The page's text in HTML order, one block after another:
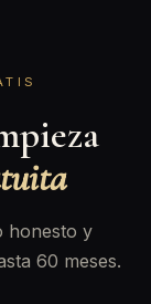
honesto y
60 meses.